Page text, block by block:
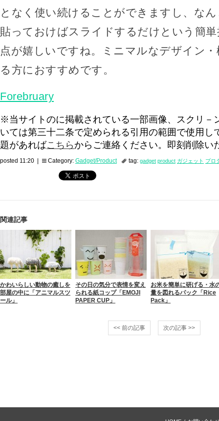
となく使い続けることができますし、な
貼っておけばスライドするだけという簡
点が嬉しいですね。ミニマルなデザイン
る方におすすめです。
Forebruary
※当サイトのに掲載されている一部画像、スクリ－
いては第三十二条で定められる引用の範囲で使用し
題があればこちらからご連絡ください。即刻削除い
posted 11:20 | Category: Gadget/Product tag: gadget product ガジェット プロ
関連記事
かわいらしい動物の癒しを
部屋の中に「アニマルスツ
ール」
その日の気分で表情を変え
られる紙コップ「EMOJI
PAPER CUP」
お米を簡単に研げる・水
量を図れるパック「Rice
Pack」
<< 前の記事 次の記事 >>